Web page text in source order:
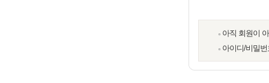
아직 회원이
아이디/비밀